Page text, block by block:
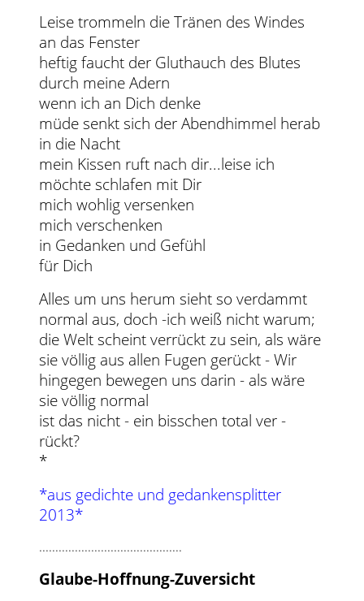
Leise trommeln die Tränen des Windes
an das Fenster
heftig faucht der Gluthauch des Blutes
durch meine Adern
wenn ich an Dich denke
müde senkt sich der Abendhimmel herab
in die Nacht
mein Kissen ruft nach dir...leise ich
möchte schlafen mit Dir
mich wohlig versenken
mich verschenken
in Gedanken und Gefühl
für Dich
Alles um uns herum sieht so verdammt
normal aus, doch -ich weiß nicht warum;
die Welt scheint verrückt zu sein, als wäre
sie völlig aus allen Fugen gerückt - Wir
hingegen bewegen uns darin - als wäre
sie völlig normal
ist das nicht - ein bisschen total ver -
rückt?
*
*aus gedichte und gedankensplitter
2013*
............................................
Glaube-Hoffnung-Zuversicht